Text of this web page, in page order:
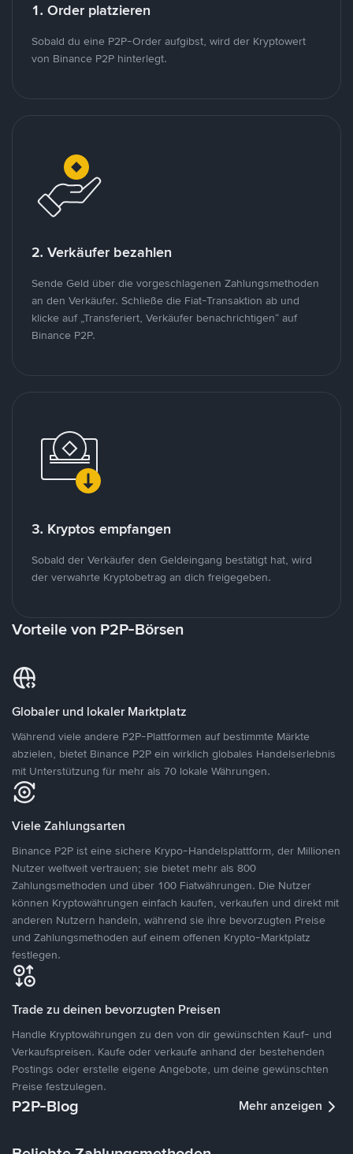
1. Order platzieren
Sobald du eine P2P-Order aufgibst, wird der Kryptowert
von Binance P2P hinterlegt.
2. Verkäufer bezahlen
Sende Geld über die vorgeschlagenen Zahlungsmethoden
an den Verkäufer. Schließe die Fiat-Transaktion ab und
klicke auf „Transferiert, Verkäufer benachrichtigen“ auf
Binance P2P.
3. Kryptos empfangen
Sobald der Verkäufer den Geldeingang bestätigt hat, wird
der verwahrte Kryptobetrag an dich freigegeben.
Vorteile von P2P-Börsen
Globaler und lokaler Marktplatz
Während viele andere P2P-Plattformen auf bestimmte Märkte
abzielen, bietet Binance P2P ein wirklich globales Handelserlebnis
mit Unterstützung für mehr als 70 lokale Währungen.
Viele Zahlungsarten
Binance P2P ist eine sichere Krypo-Handelsplattform, der Millionen
Nutzer weltweit vertrauen; sie bietet mehr als 800
Zahlungsmethoden und über 100 Fiatwährungen. Die Nutzer
können Kryptowährungen einfach kaufen, verkaufen und direkt mit
anderen Nutzern handeln, während sie ihre bevorzugten Preise
und Zahlungsmethoden auf einem offenen Krypto-Marktplatz
festlegen.
Trade zu deinen bevorzugten Preisen
Handle Kryptowährungen zu den von dir gewünschten Kauf- und
Verkaufspreisen. Kaufe oder verkaufe anhand der bestehenden
Postings oder erstelle eigene Angebote, um deine gewünschten
Preise festzulegen.
P2P-Blog Mehr anzeigen